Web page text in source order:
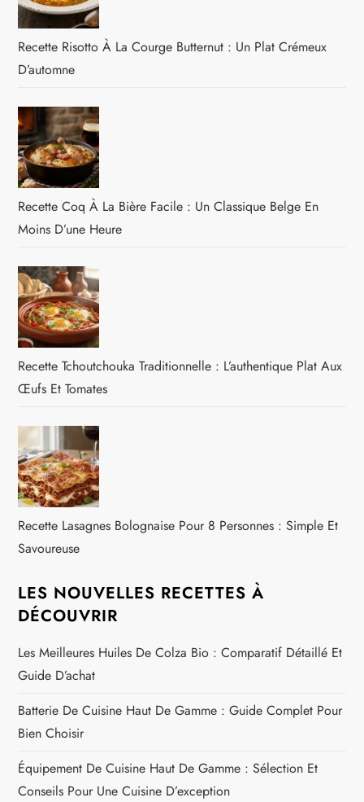
Recette Risotto À La Courge Butternut : Un Plat Crémeux
D’automne
Recette Coq À La Bière Facile : Un Classique Belge En
Moins D’une Heure
Recette Tchoutchouka Traditionnelle : L’authentique Plat Aux
Œufs Et Tomates
Recette Lasagnes Bolognaise Pour 8 Personnes : Simple Et
Savoureuse
LES NOUVELLES RECETTES À
DÉCOUVRIR
Les Meilleures Huiles De Colza Bio : Comparatif Détaillé Et
Guide D’achat
Batterie De Cuisine Haut De Gamme : Guide Complet Pour
Bien Choisir
Équipement De Cuisine Haut De Gamme : Sélection Et
Conseils Pour Une Cuisine D’exception